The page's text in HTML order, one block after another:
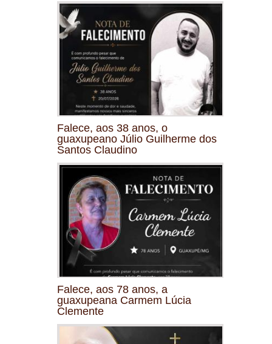
Falece, aos 38 anos, o
guaxupeano Júlio Guilherme dos
Santos Claudino
Falece, aos 78 anos, a
guaxupeana Carmem Lúcia
Clemente